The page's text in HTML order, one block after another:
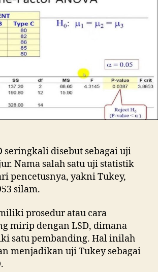
untuk
Membandingkan
Pasangan
Perlakuan
seringkali disebut sebagai uji
Nama salah satu uji statistik
pencetusnya, yakni Tukey,
silam.
prosedur atau cara
mirip dengan LSD, dimana
satu pembanding. Hal inilah
menjadikan uji Tukey sebagai